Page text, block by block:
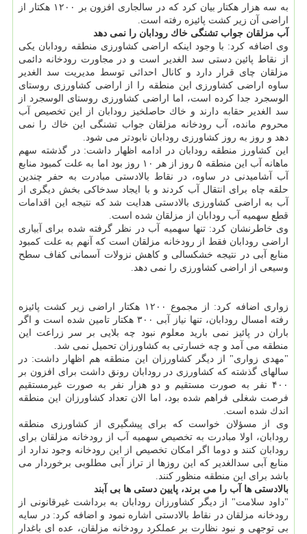
به سه هزار هكتار بیان كرد كه در سالجاری افزون بر ۱۲۰۰ هكتار از
اراضی آن زیر كشت پائیزه رفته است.
آب مزلقان جواب تشنگی خاك رودابان را نمی دهد
وی اضافه كرد: با وجود اینكه اراضی كشاورزی منطقه رودابان یكی
از نقاط پائین دستی سد الغدیر است و در مجاورت رودخانه دائمی
مزلقان چای قرار دارد و كانال احداثی توسط مدیریت سد الغدیر
ساوه اراضی كشاورزی این منطقه را از اراضی كشاورزی روستای
الوسجرد جدا كرده است، اما اراضی كشاورزی روستای الوسجرد از
سد الغدیر حقابه دارند و خاك حاصلخیز رودابان از این تخصیص آب
محروم مانده، آب رودخانه مزلقان جواب تشنگی این خاك را نمی
دهد و روز به روز كشاورزی رودابان نابودتر می شود.
این كشاورز منطقه رودابان در ادامه اظهار داشت: در گذشته سهم
ماهانه آب این منطقه ۵ روز از هر ۱۰ روز بود اما به علت كمبود منابع
آب آشامیدنی در ساوه، در نقاط بالادستی مبادرت به حفر چندین
حلقه چاه برای انتقال آب كردند و با ایجاد سدخاكی بخش دیگری از
آب به اراضی كشاورزی بالادستی هدایت شد كه نتیجه این اقدامات
قطع سهمیه آب رودابان از مزلقان شده است.
وی خاطرنشان كرد: تنها سهمیه آب در نظر گرفته شده برای آبیاری
اراضی رودابان فقط از رودخانه مزلقان است كه آنهم به علت كمبود
منابع آبی در نتیجه خشكسالی و كاهش نزولات آسمانی كفاف سطح
وسیعی از اراضی كشاورزی را نمی دهد.
زواری اضافه كرد: از مجموع ۱۲۰۰ هكتار اراضی زیر كشت پائیزه
رفته امسال رودابان، تنها نیاز آبی ۳۰۰ هكتار تامین شده است و اگر
باران در پائیز نمی بارید معلوم نبود چه بلایی بر سر زراعت این
منطقه می آمد و چه خسارتی به كشاورزان تحمیل نمی شد.
"مهدی زواری" از دیگر كشاورزان این منطقه هم اظهار داشت: در
سالهای گذشته كه كشاورزی در رودابان رونق داشت برای افزون بر
۴۰۰ نفر به صورت مستقیم و دو هزار نفر به صورت غیرمستقیم
فرصت شغلی فراهم شده بود، اما الان تعداد كشاورزان این منطقه
اندك شده است.
وی از مسؤلان خواست كه برای پیشگیری از كشاورزی منطقه
رودابان، اولا مبادرت به تخصیص سهمیه آب از رودخانه مزلقان برای
رودابان كنند و دوما اگر امكان تخصیص از این رودخانه وجود ندارد از
منابع آبی سدالغدیر كه این روزها از تراز آبی مطلوبی برخوردار می
باشد برای این منطقه منظور كنند.
بالادستی ها آب را می برند، پایین دستی ها بی آبند
"داود سلامت" از دیگر كشاورزان رودابان به برداشت غیرقانونی از
رودخانه مزلقان در نقاط بالادستی اشاره نمود و اضافه كرد: در سایه
بی توجهی و نبود نظارت بر عملكرد رودخانه مزلقان، عده ای باغدار